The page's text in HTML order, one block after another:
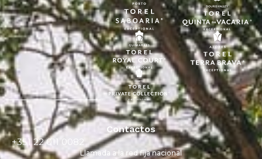
Contactos
+351 22 011 0082
Llamada a la red fija nacional